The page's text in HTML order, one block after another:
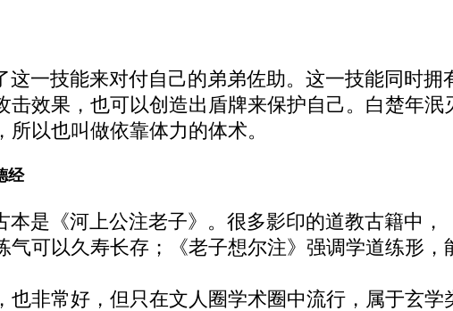
这一技能来对付自己的弟弟佐助。这一技能同时
击效果，也可以创造出盾牌来保护自己。白楚年
以也叫做依靠体力的体术。
经
本是《河上公注老子》。很多影印的道教古籍中
气可以久寿长存；《老子想尔注》强调学道练形
也非常好，但只在文人圈学术圈中流行，属于玄